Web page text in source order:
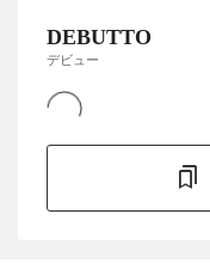
DEBUTTO
デビュー